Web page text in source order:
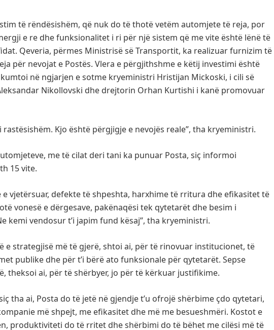
të rëndësishëm, që nuk do të thotë vetëm automjete të reja, por
e re dhe funksionalitet i ri për një sistem që me vite është lënë të
Qeveria, përmes Ministrisë së Transportit, ka realizuar furnizim të
për nevojat e Postës. Vlera e përgjithshme e këtij investimi është
në ngjarjen e sotme kryeministri Hristijan Mickoski, i cili së
Nikollovski dhe drejtorin Orhan Kurtishi i kanë promovuar
rastësishëm. Kjo është përgjigje e nevojës reale”, tha kryeministri.
me të cilat deri tani ka punuar Posta, siç informoi
15 vite.
e vjetërsuar, defekte të shpeshta, harxhime të rritura dhe efikasitet të
vonesë e dërgesave, pakënaqësi tek qytetarët dhe besim i
kemi vendosur t’i japim fund kësaj”, tha kryeministri.
e strategjisë më të gjerë, shtoi ai, për të rinovuar institucionet, të
publike dhe për t’i bërë ato funksionale për qytetarët. Sepse
theksoi ai, për të shërbyer, jo për të kërkuar justifikime.
tha ai, Posta do të jetë në gjendje t’u ofrojë shërbime çdo qytetari,
më shpejt, me efikasitet dhe më me besueshmëri. Kostot e
produktiviteti do të rritet dhe shërbimi do të bëhet me cilësi më të